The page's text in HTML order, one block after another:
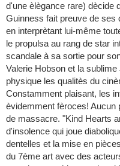
d'une èlègance rare) dècide
Guinness fait preuve de ses
en interprètant lui-même
le propulsa au rang de star
scandale à sa sortie pour
Valerie Hobson et la
physique les qualitès du
Constamment plaisant, les
èvidemment fèroces! Aucun
de massacre. "Kind Hearts
d'insolence qui joue
dentelles et la mise en
du 7ème art avec des